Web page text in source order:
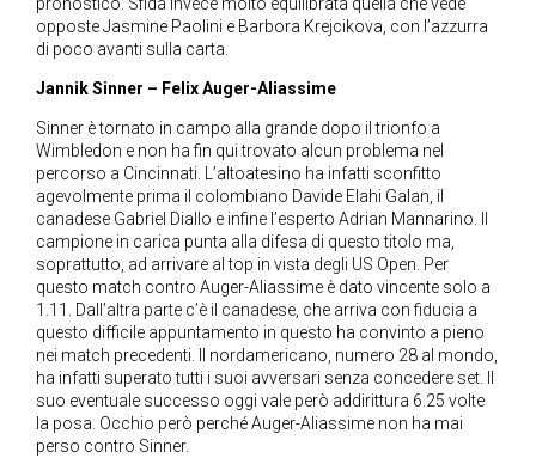
pronostico. Sfida invece molto equilibrata quella che vede
opposte Jasmine Paolini e Barbora Krejcikova, con l’azzurra
di poco avanti sulla carta.
Jannik Sinner – Felix Auger-Aliassime
Sinner è tornato in campo alla grande dopo il trionfo a
Wimbledon e non ha fin qui trovato alcun problema nel
percorso a Cincinnati. L’altoatesino ha infatti sconfitto
agevolmente prima il colombiano Davide Elahi Galan, il
canadese Gabriel Diallo e infine l’esperto Adrian Mannarino. Il
campione in carica punta alla difesa di questo titolo ma,
soprattutto, ad arrivare al top in vista degli US Open. Per
questo match contro Auger-Aliassime è dato vincente solo a
1.11. Dall’altra parte c’è il canadese, che arriva con fiducia a
questo difficile appuntamento in questo ha convinto a pieno
nei match precedenti. Il nordamericano, numero 28 al mondo,
ha infatti superato tutti i suoi avversari senza concedere set. Il
suo eventuale successo oggi vale però addirittura 6.25 volte
la posa. Occhio però perché Auger-Aliassime non ha mai
perso contro Sinner.